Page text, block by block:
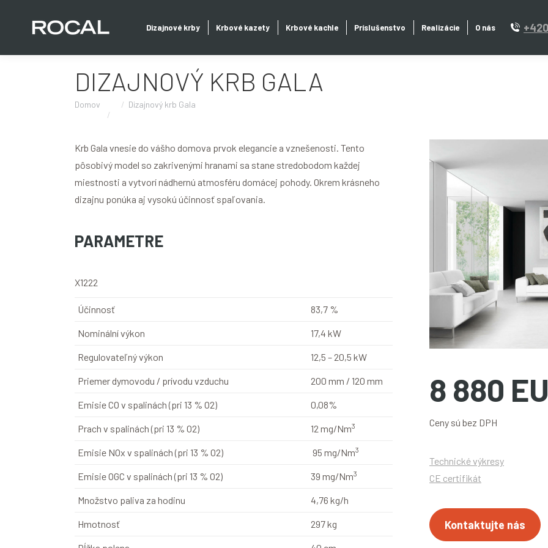
Dizajnové krby Krbové kazety Krbové kachle Príslušenstvo Realizácie O nás
DIZAJNOVÝ KRB GALA
Domov Dizajnový krb Gala
Krb Gala vnesie do vášho domova prvok elegancie a vznešenosti. Tento
pôsobivý model so zakrivenými hranami sa stane stredobodom každej
miestnosti a vytvorí nádhernú atmosféru domácej pohody. Okrem krásneho
dizajnu ponúka aj vysokú účinnosť spaľovania.
PARAMETRE
X1222
Účinnosť 83,7 %
Nominální výkon 17,4 kW
Regulovateľný výkon 12,5 – 20,5 kW
Priemer dymovodu / prívodu vzduchu 200 mm / 120 mm
Emisie CO v spalinách (pri 13 % O2) 0,08%
Prach v spalinách (pri 13 % O2) 12 mg/Nm3
Emisie NOx v spalinách (pri 13 % O2) 95 mg/Nm3
Emisie OGC v spalinách (pri 13 % O2) 39 mg/Nm3
Množstvo paliva za hodinu 4,76 kg/h
Hmotnosť 297 kg
8 880
Ceny sú bez DPH
Technické výkresy
CE certifikát
Kontaktujte nás